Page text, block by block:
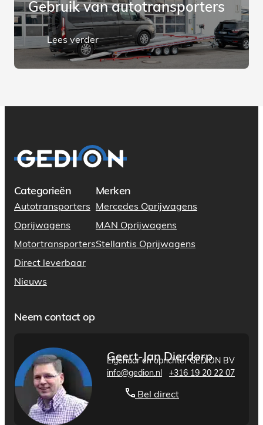
Gebruik van autotransporters
Lees verder
Categorieën
Autotransporters
Oprijwagens
Motortransporters
Direct leverbaar
Nieuws
Merken
Mercedes Oprijwagens
MAN Oprijwagens
Stellantis Oprijwagens
Neem contact op
Geert-Jan Dierdorp
Eigenaar en oprichter GEDION BV
info@gedion.nl
+316 19 20 22 07
Bel direct